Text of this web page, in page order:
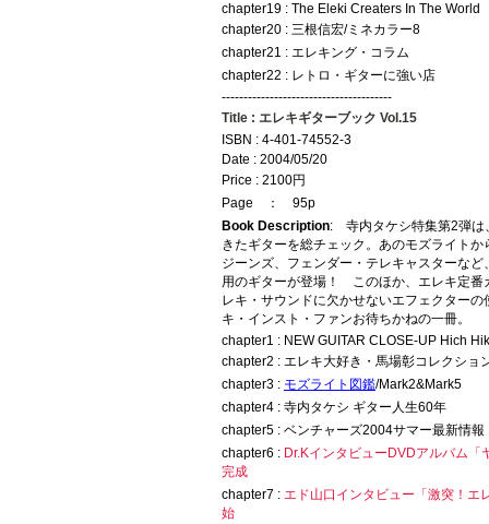
chapter19 : The Eleki Creaters In The World
chapter20 : 三根信宏/ミネカラー8
chapter21 : エレキング・コラム
chapter22 : レトロ・ギターに強い店
---------------------------------------
Title : エレキギターブック Vol.15
ISBN : 4-401-74552-3
Date : 2004/05/20
Price : 2100円
Page ： 95p
Book Description: 寺内タケシ特集第2弾は
きたギターを総チェック。あのモズライトか
ジーンズ、フェンダー・テレキャスターなど
用のギターが登場！ このほか、エレキ定番
レキ・サウンドに欠かせないエフェクターの
キ・インスト・ファンお待ちかねの一冊。
chapter1 : NEW GUITAR CLOSE-UP Hich
chapter2 : エレキ大好き・馬場彰コレクショ
chapter3 : モズライト図鑑/Mark2&Mark5
chapter4 : 寺内タケシ ギター人生60年
chapter5 : ベンチャーズ2004サマー最新情報
chapter6 : Dr.KインタビューDVDアルバム「
完成
chapter7 : エド山口インタビュー「激突！エ
始